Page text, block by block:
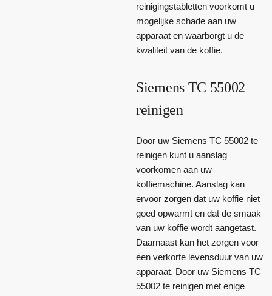
reinigingstabletten voorkomt u
mogelijke schade aan uw
apparaat en waarborgt u de
kwaliteit van de koffie.
Siemens TC 55002
reinigen
Door uw Siemens TC 55002 te
reinigen kunt u aanslag
voorkomen aan uw
koffiemachine. Aanslag kan
ervoor zorgen dat uw koffie niet
goed opwarmt en dat de smaak
van uw koffie wordt aangetast.
Daarnaast kan het zorgen voor
een verkorte levensduur van uw
apparaat. Door uw Siemens TC
55002 te reinigen met enige